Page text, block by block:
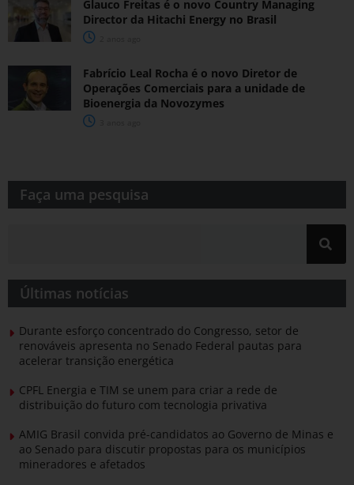
Glauco Freitas é o novo Country Managing
Director da Hitachi Energy no Brasil
Fabrício Leal Rocha é o novo Diretor de
Operações Comerciais para a unidade de
Bioenergia da Novozymes
Faça uma pesquisa​​
Últimas notícias
Durante esforço concentrado do Congresso, setor de
renováveis apresenta no Senado Federal pautas para
acelerar transição energética
CPFL Energia e TIM se unem para criar a rede de
distribuição do futuro com tecnologia privativa
AMIG Brasil convida pré-candidatos ao Governo de Minas e
ao Senado para discutir propostas para os municípios
mineradores e afetados